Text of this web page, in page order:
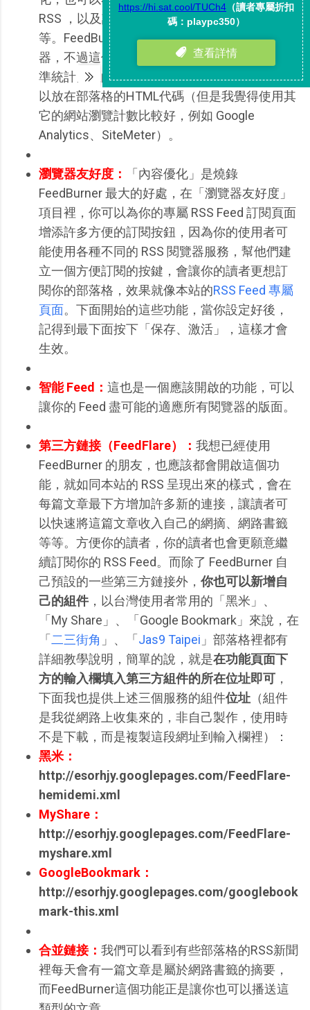
RSS ，以及訂閱者透過 RSS 訪問你網站的情形
等。FeedBurner 也有提供陽春的網站瀏覽計數
器，不過這個是要另外安裝的，你可以到「標
準統計」裡的「針對我的站點跟蹤」來獲得可
以放在部落格的HTML代碼（但是我覺得使用其
它的網站瀏覽計數比較好，例如 Google
Analytics、SiteMeter）。
瀏覽器友好度：
「內容優化」是燒錄
FeedBurner 最大的好處，在「瀏覽器友好度」
項目裡，你可以為你的專屬 RSS Feed 訂閱頁面
增添許多方便的訂閱按鈕，因為你的使用者可
能使用各種不同的 RSS 閱覽器服務，幫他們建
立一個方便訂閱的按鍵，會讓你的讀者更想訂
閱你的部落格，效果就像本站的RSS Feed 專屬
頁面。下面開始的這些功能，當你設定好後，
記得到最下面按下「保存、激活」，這樣才會
生效。
智能 Feed： 這也是一個應該開啟的功能，可以
讓你的 Feed 盡可能的適應所有閱覽器的版面。
第三方鏈接（FeedFlare）： 我想已經使用
FeedBurner 的朋友，也應該都會開啟這個功
能，就如同本站的 RSS 呈現出來的樣式，會在
每篇文章最下方增加許多新的連接，讓讀者可
以快速將這篇文章收入自己的網摘、網路書籤
等等。方便你的讀者，你的讀者也會更願意繼
續訂閱你的 RSS Feed。而除了 FeedBurner 自
己預設的一些第三方鏈接外， 你也可以新增自
己的組件，以台灣使用者常用的「黑米」、
「My Share」、「Google Bookmark」來說，在
「 二三街角 」、「 Jas9 Taipei 」部落格裡都有
詳細教學說明，簡單的說，就是在功能頁面下
方的輸入欄填入第三方組件的所在位址即可 ，
下面我也提供上述三個服務的組件位址 （組件
是我從網路上收集來的，非自己製作，使用時
不是下載，而是複製這段網址到輸入欄裡）：
黑米：
http://esorhjy.googlepages.com/FeedFlare-
hemidemi.xml
MyShare：
http://esorhjy.googlepages.com/FeedFlare-
myshare.xml
GoogleBookmark：
http://esorhjy.googlepages.com/googlebook
mark-this.xml
合並鏈接： 我們可以看到有些部落格的RSS新聞
裡每天會有一篇文章是屬於網路書籤的摘要，
而FeedBurner這個功能正是讓你也可以播送這